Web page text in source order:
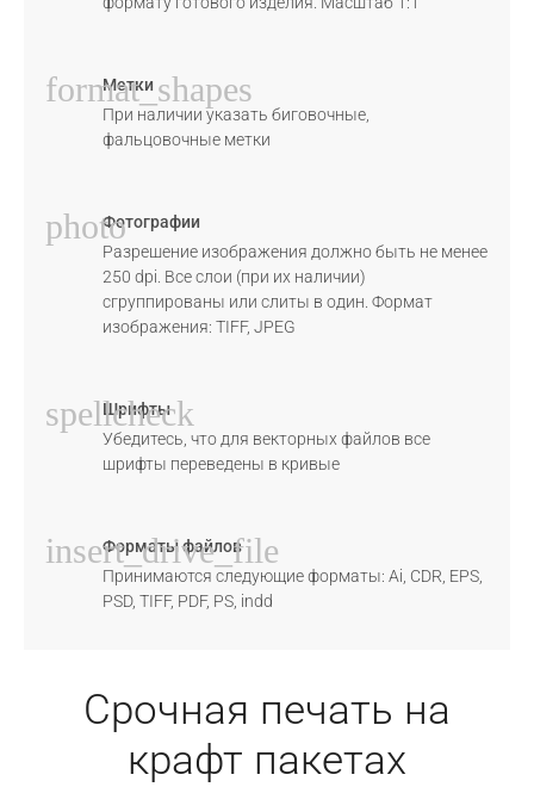
format_shapes
Метки
При наличии указать биговочные,
фальцовочные метки
photoФотографии
Разрешение изображения должно быть не менее
250 dpi. Все слои (при их наличии)
сгруппированы или слиты в один. Формат
изображения: TIFF, JPEG
spellcheck
Шрифты
Убедитесь, что для векторных файлов все
шрифты переведены в кривые
insert_drive_file
Форматы файлов
Принимаются следующие форматы: Ai, CDR, EPS,
PSD, TIFF, PDF, PS, indd
Срочная печать на
крафт пакетах